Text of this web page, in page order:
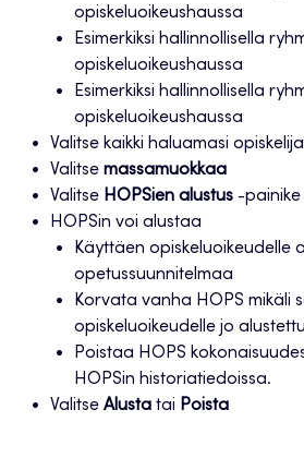
opiskeluoikeushaussa
Esimerkiksi hallinnollisella
opiskeluoikeushaussa
Esimerkiksi hallinnollisella
opiskeluoikeushaussa
Valitse kaikki haluamasi
Valitse massamuokkaa
Valitse HOPSien alustus -painike
HOPSin voi alustaa
Käyttäen opiskeluoikeudelle
opetussuunnitelmaa
Korvata vanha HOPS mikäli
opiskeluoikeudelle jo alustettu
Poistaa HOPS
HOPSin historiatiedoissa.
Valitse Alusta tai Poista